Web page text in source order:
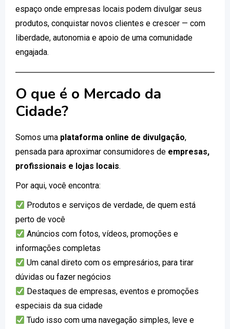
espaço onde empresas locais podem divulgar seus
produtos, conquistar novos clientes e crescer — com
liberdade, autonomia e apoio de uma comunidade
engajada.
O que é o Mercado da
Cidade?
Somos uma plataforma online de divulgação,
pensada para aproximar consumidores de empresas,
profissionais e lojas locais.
Por aqui, você encontra:
Produtos e serviços de verdade, de quem está
perto de você
Anúncios com fotos, vídeos, promoções e
informações completas
Um canal direto com os empresários, para tirar
dúvidas ou fazer negócios
Destaques de empresas, eventos e promoções
especiais da sua cidade
Tudo isso com uma navegação simples, leve e